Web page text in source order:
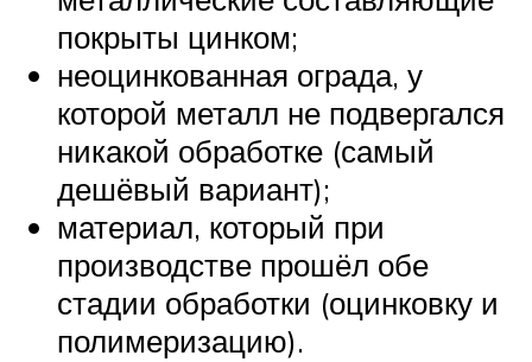
покрыты цинком;
неоцинкованная ограда, у
которой металл не подвергался
никакой обработке (самый
дешёвый вариант);
материал, который при
производстве прошёл обе
стадии обработки (оцинковку и
полимеризацию).